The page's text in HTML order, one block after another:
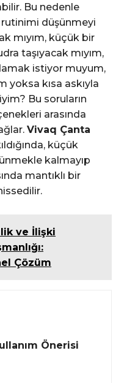
Bu nedenle
düşünmeyi
mıyım, küçük bir
taşıyacak mıyım,
istiyor muyum,
yoksa kısa askıyla
Bu soruların
arasında
Vivaq Çanta
küçük
kalmayıp
mantıklı bir
ve İlişki
Çözüm
Önerisi